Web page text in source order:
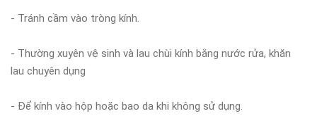
- Tránh cầm vào tròng kính.
- Thường xuyên vệ sinh và lau chùi kính bằng nước rửa, khăn
lau chuyên dụng
- Để kính vào hộp hoặc bao da khi không sử dụng.